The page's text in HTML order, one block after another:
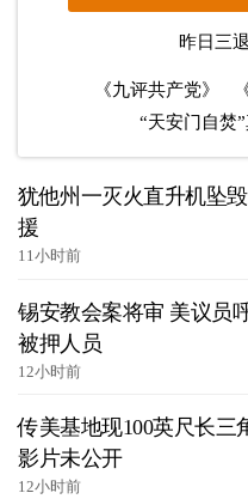
昨日三
《九评共产党》
“天安门自焚
犹他州一灭火直升机坠
援
11小时前
锡安教会案将审 美议员
被押人员
12小时前
传美基地现100英尺长三
影片未公开
12小时前